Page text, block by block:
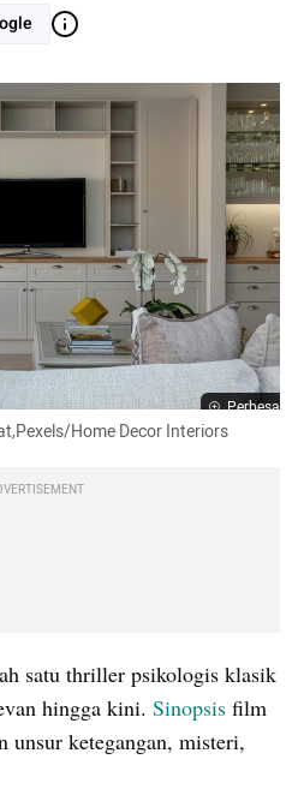
Perbesar
Home Decor Interiors
satu thriller psikologis klasik
hingga kini. Sinopsis film
unsur ketegangan, misteri,